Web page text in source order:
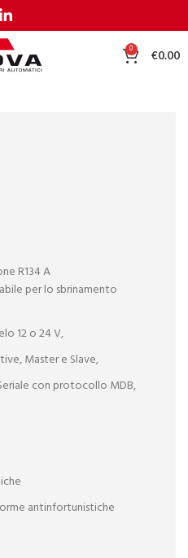
0 €0.00
R134 A
per lo sbrinamento
12 o 24 V,
Master e Slave,
con protocollo MDB,
antinfortunistiche
MENU
MENU